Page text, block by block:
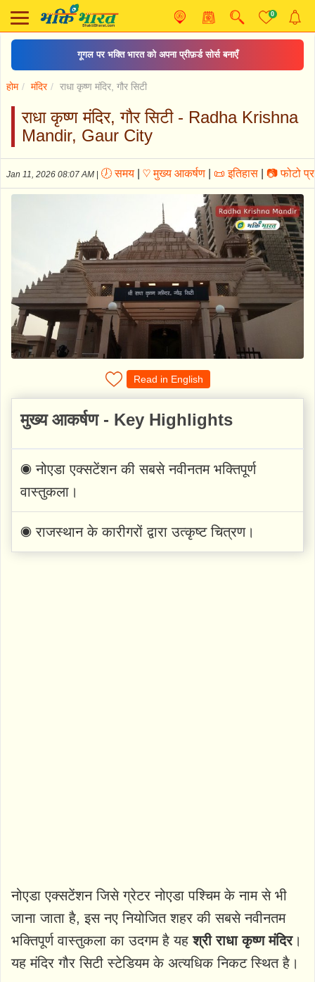
0
खाटू श्याम आरती
होम मंदिर राधा कृष्ण मंदिर, गौर सिटी
राधा कृष्ण मंदिर, गौर सिटी - Radha Krishna
Mandir, Gaur City
Jan 11, 2026 08:07 AM 🕖 समय ♡ मुख्य आकर्षण 📜 इतिहास 📷 फोटो
Read in English
मुख्य आकर्षण - Key Highlights
◉ नोएडा एक्सटेंशन की सबसे नवीनतम भक्तिपूर्ण
वास्तुकला।
◉ राजस्थान के कारीगरों द्वारा उत्कृष्ट चित्रण।
नोएडा एक्सटेंशन जिसे ग्रेटर नोएडा पश्चिम के नाम से भी
जाना जाता है, इस नए नियोजित शहर की सबसे नवीनतम
भक्तिपूर्ण वास्तुकला का उदगम है यहश्री राधा कृष्ण मंदिर।
यह मंदिर गौर सिटी स्टेडियम के अत्यधिक निकट स्थित है।